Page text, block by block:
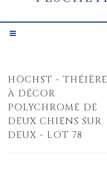
HÖCHST - THÉIÈRE
À DÉCOR
POLYCHROME DE
DEUX CHIENS SUR
DEUX - LOT 78